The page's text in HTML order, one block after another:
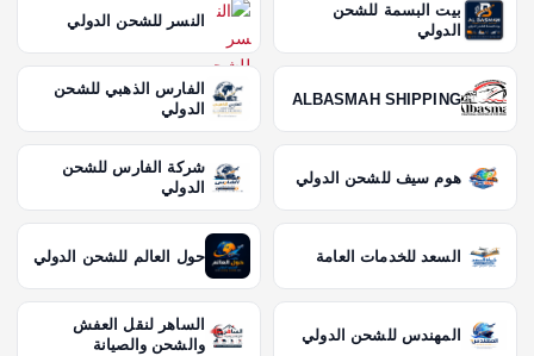
بيت البسمة للشحن
الدولي
النسر للشحن الدولي
ALBASMAH SHIPPING
الفارس الذهبي للشحن
الدولي
هوم سيف للشحن الدولي
شركة الفارس للشحن
الدولي
السعد للخدمات العامة حول العالم للشحن الدولي
المهندس للشحن الدولي
الساهر لنقل العفش
والشحن والصيانة